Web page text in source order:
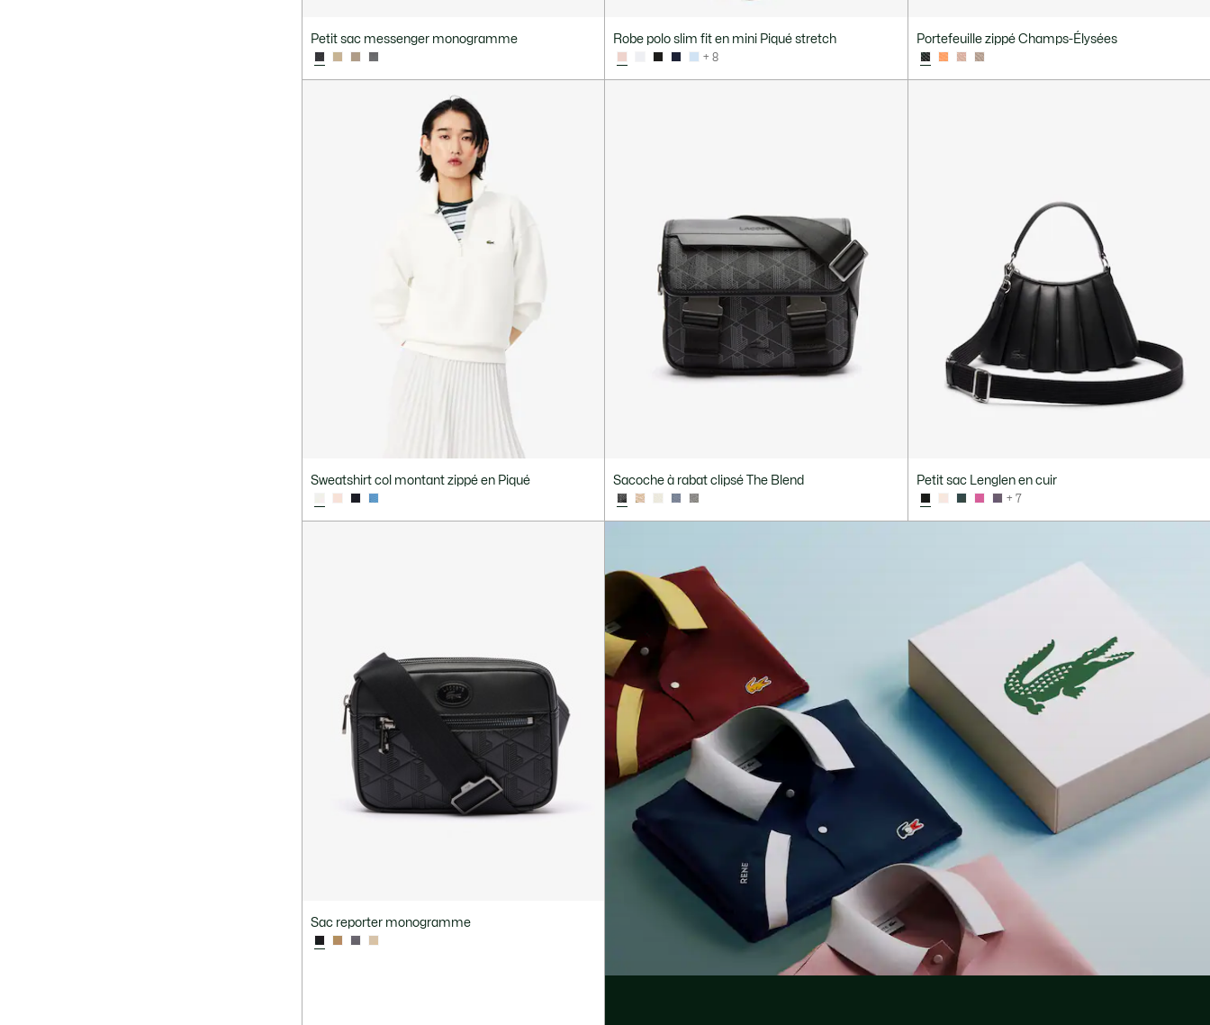
Petit sac messenger monogramme Robe polo slim fit en mini Piqué stretch
+ 8
Portefeuille zippé Champs-Élysées
Sweatshirt col montant zippé en Piqué Sacoche à rabat clipsé The Blend Petit sac Lenglen en cuir
+ 7
Sac reporter monogramme